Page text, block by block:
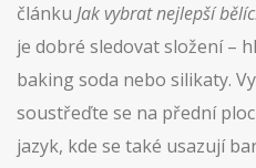
článku Jak vybrat nejlepší
je dobré sledovat složení –
baking soda nebo silikaty.
soustřeďte se na přední
jazyk, kde se také usazují